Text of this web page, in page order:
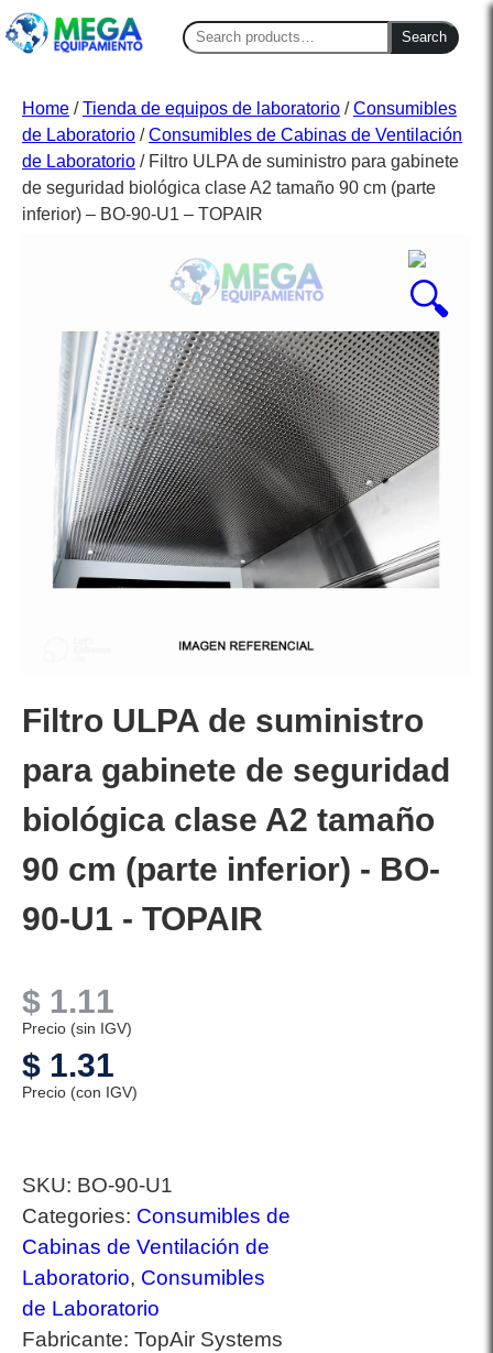
Search
for:
Search
Home /Tienda de equipos de laboratorio /Consumibles
de Laboratorio /Consumibles de Cabinas de Ventilación
de Laboratorio / Filtro ULPA de suministro para gabinete
de seguridad biológica clase A2 tamaño 90 cm (parte
inferior) – BO-90-U1 – TOPAIR
Filtro ULPA de suministro
para gabinete de seguridad
biológica clase A2 tamaño
90 cm (parte inferior) - BO-
90-U1 - TOPAIR
$ 1.11
Precio (sin IGV)
$ 1.31
Precio (con IGV)
SKU: BO-90-U1
Categories: Consumibles de
Cabinas de Ventilación de
Laboratorio, Consumibles
de Laboratorio
Fabricante: TopAir Systems